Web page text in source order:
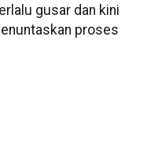
gusar dan kini
proses